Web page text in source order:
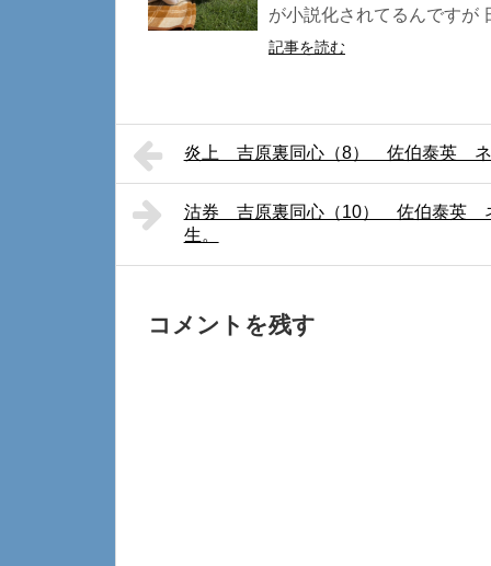
が小説化されてるんですが
記事を読む
炎上 吉原裏同心（8） 佐伯泰英 ネ
沽券 吉原裏同心（10） 佐伯泰英
生。
コメントを残す